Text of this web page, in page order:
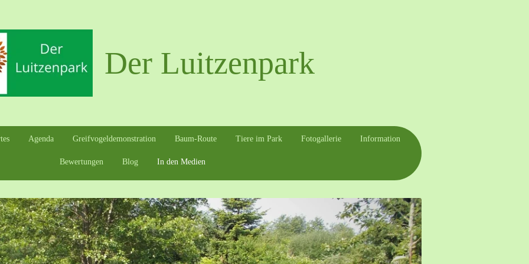
Der Luitzenpark
Agenda Greifvogeldemonstration Baum-Route Tiere im Park Fotogallerie Information
Bewertungen Blog In den Medien